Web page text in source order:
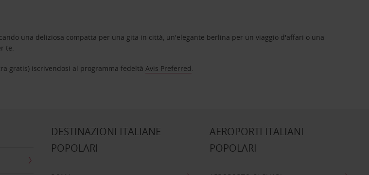
una deliziosa compatta per una gita in città, un'elegante berlina per un viaggio d'affari o una
te.
gratis) iscrivendosi al programma fedeltàAvis Preferred.
DESTINAZIONI ITALIANE
POPOLARI
AEROPORTI ITALIANI
POPOLARI